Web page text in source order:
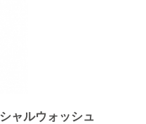
ャルウォッシュ